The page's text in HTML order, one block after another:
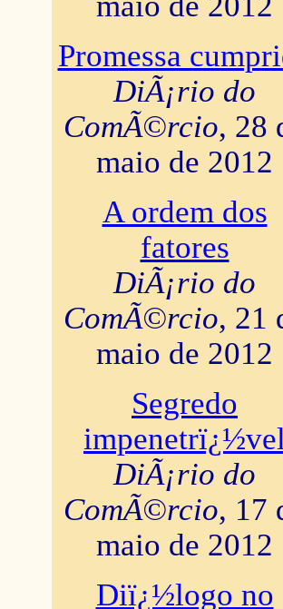
Promessa
DiÃ¡rio do
ComÃ©rcio, 28
maio de 2012
A ordem dos
fatores
DiÃ¡rio do
ComÃ©rcio, 21
maio de 2012
Segredo
impenetrï¿½vel
DiÃ¡rio do
ComÃ©rcio, 17
maio de 2012
Diï¿½logo no